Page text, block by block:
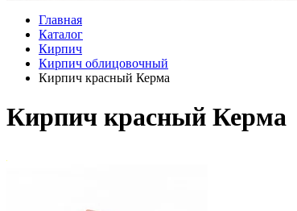
Главная
Каталог
Кирпич
Кирпич облицовочный
Кирпич красный Керма
Кирпич красный Керма